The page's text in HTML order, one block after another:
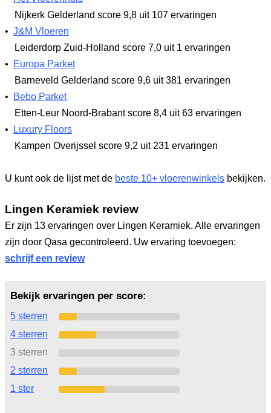
Nijkerk Gelderland score 9,8 uit 107 ervaringen
• J&M Vloeren
Leiderdorp Zuid-Holland score 7,0 uit 1 ervaringen
•
Europa Parket
Barneveld Gelderland score 9,6 uit 381 ervaringen
•
Bebo Parket
Etten-Leur Noord-Brabantscore 8,4 uit 63 ervaringen
•
Luxury Floors
Kampen Overijssel score 9,2 uit 231 ervaringen
U kunt ook de lijst met de beste 10+ vloerenwinkels bekijken.
Lingen Keramiek review
Er zijn 13 ervaringen over Lingen Keramiek. Alle ervaringen
zijn door Qasa gecontroleerd. Uw ervaring toevoegen:
schrijf een review
Bekijk ervaringen per score:
5 sterren
4 sterren
3 sterren
2 sterren
1 ster